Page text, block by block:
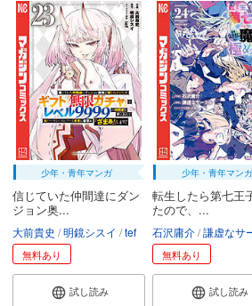
少年・青年マンガ
信じていた仲間達にダン
ジョン奥...
大前貴史 明鏡シスイ tef
無料あり
試し読み
少年・青年マンガ
転生したら第七王
たので、...
石沢庸介 謙虚なサー
無料あり
試し読み